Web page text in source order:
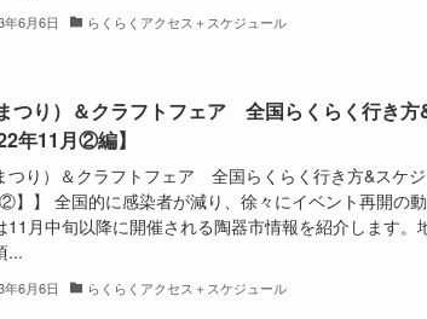
年6月6日 らくらくアクセス＋スケジュール
つり）＆クラフトフェア 全国らくらく行き方
年11月②編】
つり）＆クラフトフェア 全国らくらく行き方&スケ
】】 全国的に感染者が減り、徐々にイベント再開の
11月中旬以降に開催される陶器市情報を紹介します。
...
年6月6日 らくらくアクセス＋スケジュール